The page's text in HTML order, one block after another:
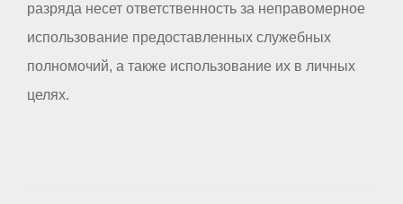
разряда несет ответственность за неправомерное
использование предоставленных служебных
полномочий, а также использование их в личных
целях.